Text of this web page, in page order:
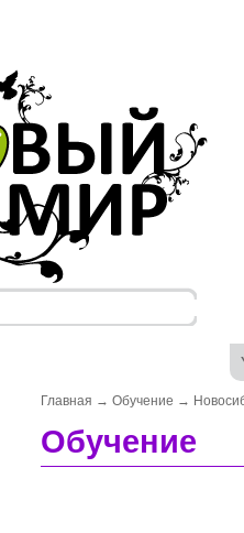
Главная → Обучение →
Обучение